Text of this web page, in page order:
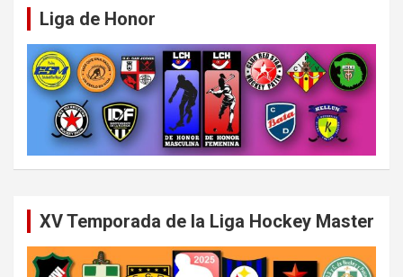
Liga de Honor
XV Temporada de la Liga Hockey Master